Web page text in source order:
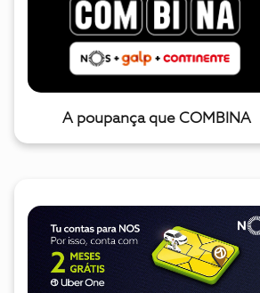
A poupança que COMBINA